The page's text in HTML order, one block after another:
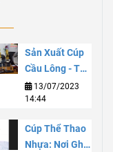
Sản Xuất Cúp
Cầu Lông - Tạo
Sự Thăng Hoa
Cho Niềm Đam
13/07/2023
14:44
Cúp Thể Thao
Nhựa: Nơi Ghi